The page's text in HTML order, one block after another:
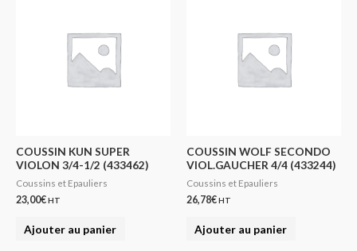
COUSSIN KUN SUPER
VIOLON 3/4-1/2 (433462)
Coussins et Epauliers
23,00€HT
Ajouter au panier
COUSSIN WOLF SECONDO
VIOL.GAUCHER 4/4 (433244)
Coussins et Epauliers
26,78€HT
Ajouter au panier